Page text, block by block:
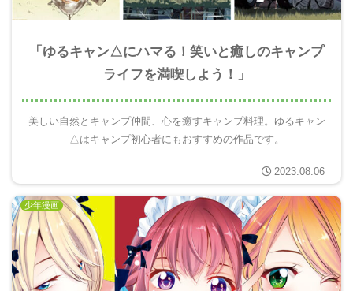
「ゆるキャン△にハマる！笑いと癒しのキャンプ
ライフを満喫しよう！」
美しい自然とキャンプ仲間、心を癒すキャンプ料理。ゆるキャン
△はキャンプ初心者にもおすすめの作品です。
2023.08.06
少年漫画